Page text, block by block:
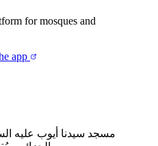
for mosques and
app
مسجد سيدنا أيوب عليه